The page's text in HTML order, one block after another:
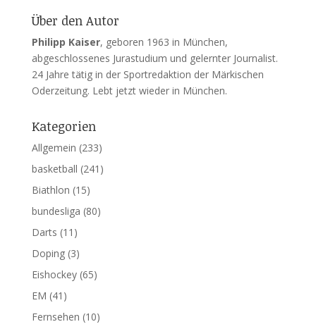
Über den Autor
Philipp Kaiser, geboren 1963 in München,
abgeschlossenes Jurastudium und gelernter Journalist.
24 Jahre tätig in der Sportredaktion der Märkischen
Oderzeitung. Lebt jetzt wieder in München.
Kategorien
Allgemein (233)
basketball (241)
Biathlon (15)
bundesliga (80)
Darts (11)
Doping(3)
Eishockey(65)
EM (41)
Fernsehen (10)